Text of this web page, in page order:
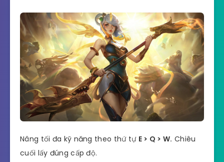
Nâng tối đa kỹ năng theo thứ tự E > Q > W. Chiêu
cuối lấy đúng cấp độ.